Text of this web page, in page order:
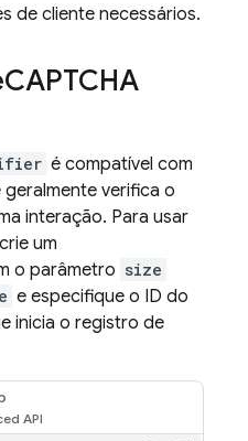
de cliente necessários.
CAPTCHA
é compatível com
geralmente verifica o
interação. Para usar
um
o parâmetro size
e especifique o ID do
inicia o registro de